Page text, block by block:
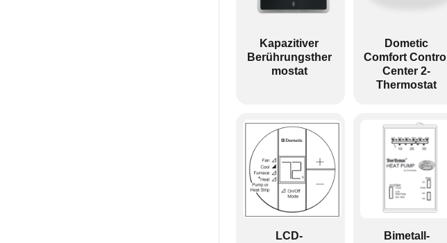
Kapazitiver
Berührungsther
mostat
Dometic
Comfort Control
Center 2-
Thermostat
LCD-
Bimetall-